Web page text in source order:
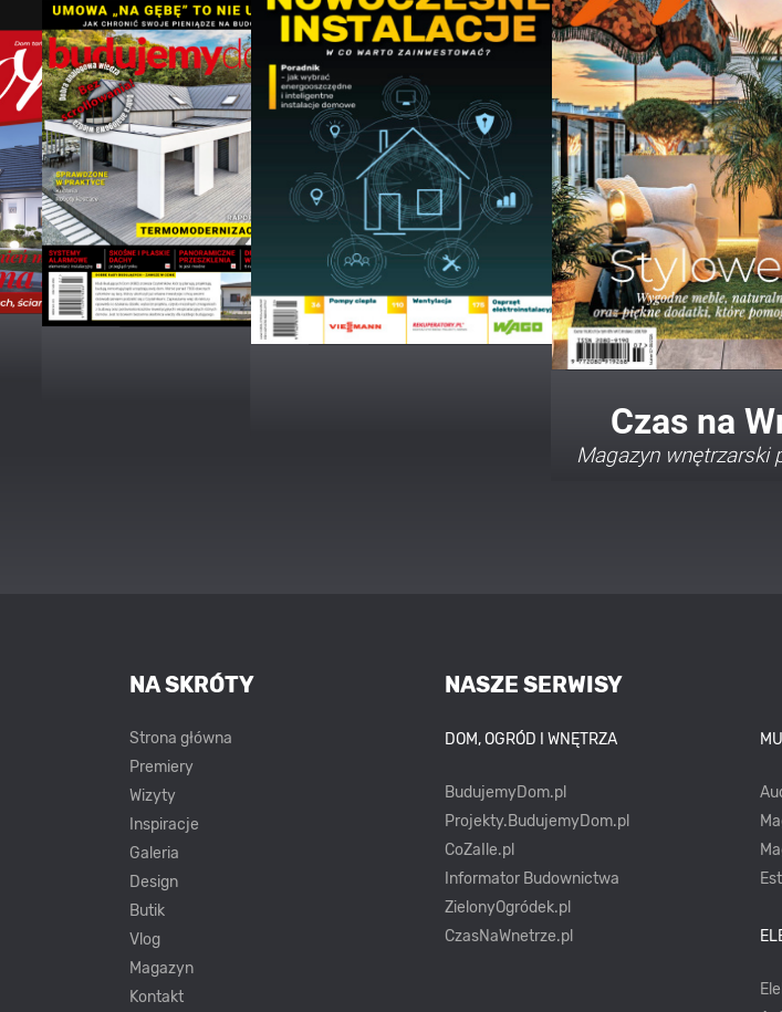
Twój Dom
Porady i inspiracje w
NASZE SERWISY
DOM, OGRÓD I WNĘTRZA
BudujemyDom.pl
Projekty.BudujemyDom.pl
CoZaIle.pl
Informator Budownictwa
ZielonyOgródek.pl
CzasNaWnetrze.pl
NA SKRÓTY
Strona główna
Premiery
Wizyty
Inspiracje
Galeria
Design
Butik
Vlog
Magazyn
Kontakt